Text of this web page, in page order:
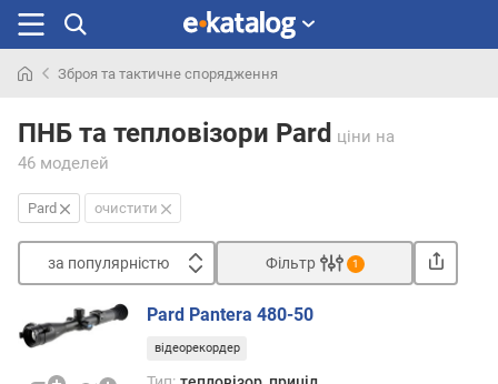
раніше
Зброя та тактичне спорядження
ПНБ та тепловізори Pard ціни на
46 моделей
Pard очистити
за популярністю
з
п
Фільтр 1
Pard Pantera 480-50
відеорекордер